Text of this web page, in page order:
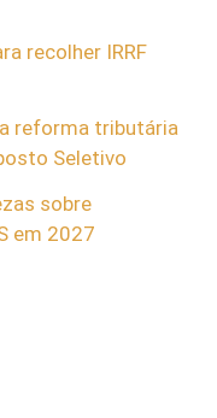
recolher IRRF
reforma tributária
Seletivo
sobre
em 2027